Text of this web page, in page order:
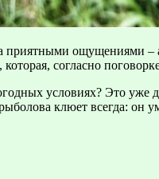
приятными ощущениями
согласно
условиях? Это
клюет всегда: он